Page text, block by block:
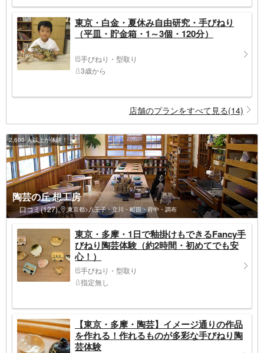
東京・白金・夏休み自由研究・手びねり
（平皿・貯金箱・1～3個・120分）
手びねり・型取り
3歳から
店舗のプランをすべて見る(14)
2,600 人以上が体験！
陶芸の丘 想工房
口コミ(127) 東京都>八王子・立川・町田・府中・調布
東京・多摩・1日で釉掛けもできるFancy手
びねり陶芸体験（約2時間・初めてでも安
心！）
手びねり・型取り
指定無し
【東京・多摩・陶芸】イメージ通りの作品
を作れる！作れるものが多彩な手びねり陶
芸体験